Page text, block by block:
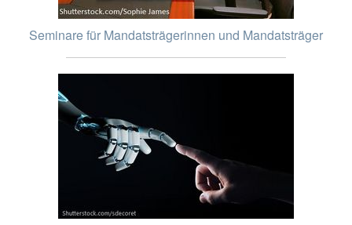
Seminare für Mandatsträgerinnen und Mandatsträger